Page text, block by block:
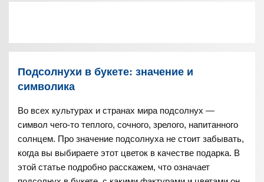
Подсолнухи в букете: значение и
символика
Во всех культурах и странах мира подсолнух —
символ чего-то теплого, сочного, зрелого, напитанного
солнцем. Про значение подсолнуха не стоит забывать,
когда вы выбираете этот цветок в качестве подарка. В
этой статье подробно расскажем, что означает